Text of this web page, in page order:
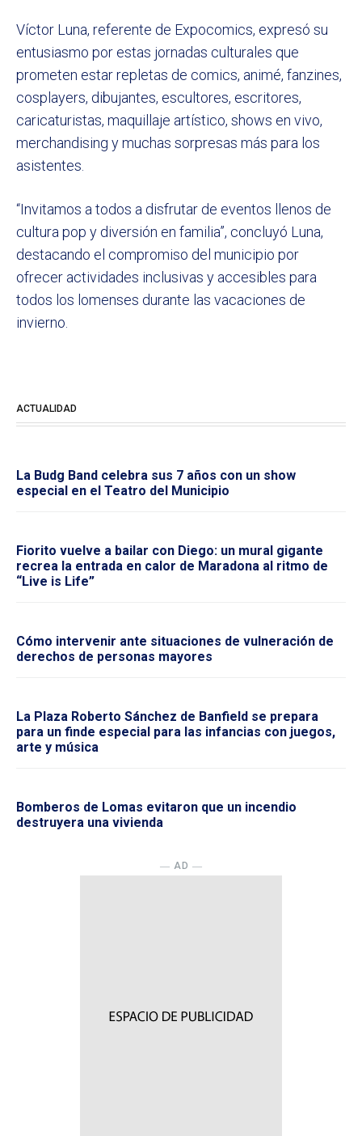
Víctor Luna, referente de Expocomics, expresó su
entusiasmo por estas jornadas culturales que
prometen estar repletas de comics, animé, fanzines,
cosplayers, dibujantes, escultores, escritores,
caricaturistas, maquillaje artístico, shows en vivo,
merchandising y muchas sorpresas más para los
asistentes.
“Invitamos a todos a disfrutar de eventos llenos de
cultura pop y diversión en familia”, concluyó Luna,
destacando el compromiso del municipio por
ofrecer actividades inclusivas y accesibles para
todos los lomenses durante las vacaciones de
invierno.
ACTUALIDAD
La Budg Band celebra sus 7 años con un show
especial en el Teatro del Municipio
Fiorito vuelve a bailar con Diego: un mural gigante
recrea la entrada en calor de Maradona al ritmo de
“Live is Life”
Cómo intervenir ante situaciones de vulneración de
derechos de personas mayores
La Plaza Roberto Sánchez de Banfield se prepara
para un finde especial para las infancias con juegos,
arte y música
Bomberos de Lomas evitaron que un incendio
destruyera una vivienda
― AD ―